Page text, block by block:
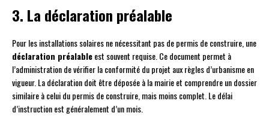
3. La déclaration préalable
Pour les installations solaires ne nécessitant pas de permis de construire, une
déclaration préalableest souvent requise. Ce document permet à
l’administration de vérifier la conformité du projet aux règles d’urbanisme en
vigueur. La déclaration doit être déposée à la mairie et comprendre un dossier
similaire à celui du permis de construire, mais moins complet. Le délai
d’instruction est généralement d’un mois.